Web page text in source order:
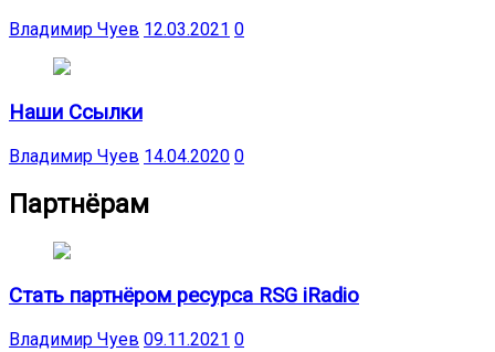
Владимир Чуев 12.03.2021 0
Наши Ссылки
Владимир Чуев 14.04.2020 0
Партнёрам
Стать партнёром ресурса RSG iRadio
Владимир Чуев 09.11.2021 0